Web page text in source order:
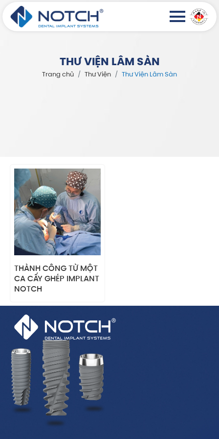
THƯ VIỆN LÂM SÀN
Trang chủ Thư Viện Thư Viện Lâm Sàn
THÀNH CÔNG TỪ MỘT
CA CẤY GHÉP IMPLANT
NOTCH